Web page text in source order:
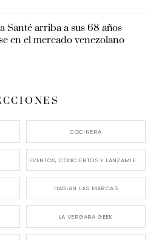
Santé arriba a sus 68 años
en el mercado venezolano
COCINERA
HABLAN LAS MARCAS
LA VERGARA GEEK